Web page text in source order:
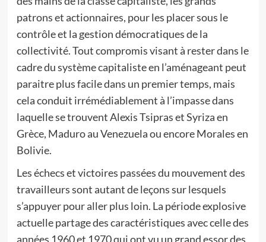
patrons et actionnaires, pour les placer sous le
contrôle et la gestion démocratiques de la
collectivité. Tout compromis visant à rester dans le
cadre du système capitaliste en l’aménageant peut
paraitre plus facile dans un premier temps, mais
cela conduit irrémédiablement à l’impasse dans
laquelle se trouvent Alexis Tsipras et Syriza en
Grèce, Maduro au Venezuela ou encore Morales en
Bolivie.
Les échecs et victoires passées du mouvement des
travailleurs sont autant de leçons sur lesquels
s’appuyer pour aller plus loin. La période explosive
actuelle partage des caractéristiques avec celle des
années 1960 et 1970 qui ont vu un grand essor des